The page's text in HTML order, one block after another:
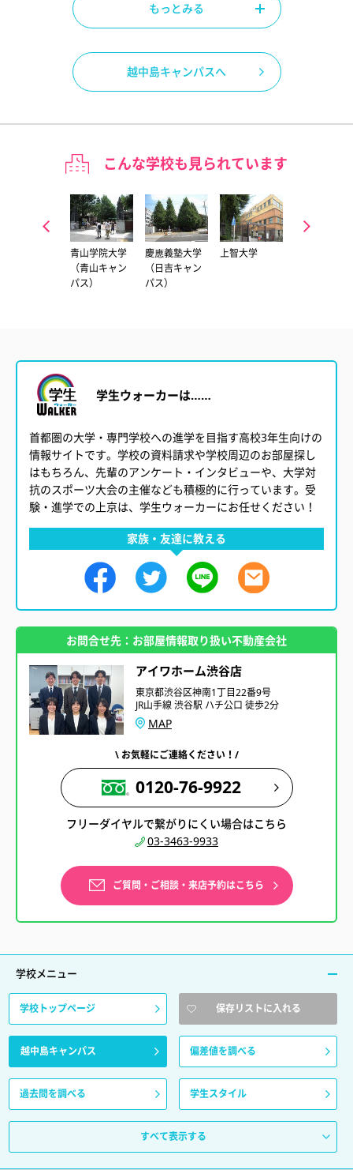
もっとみる
越中島キャンパスへ
こんな学校も見られています
青山学院大学
（青山キャン
パス）
慶應義塾大学
（日吉キャン
パス）
上智大学
家族・友達に教える
学生ウォーカーは……
首都圏の大学・専門学校への進学を目指す高校3年生向けの
情報サイトです。学校の資料請求や学校周辺のお部屋探し
はもちろん、先輩のアンケート・インタビューや、大学対
抗のスポーツ大会の主催なども積極的に行っています。受
験・進学での上京は、学生ウォーカーにお任せください！
お問合せ先：お部屋情報取り扱い不動産会社
アイワホーム渋谷店
東京都渋谷区神南1丁目22番9号
JR山手線 渋谷駅 ハチ公口 徒歩2分
MAP
\ お気軽にご連絡ください！/
0120-76-9922
フリーダイヤルで繋がりにくい場合はこちら
03-3463-9933
ご質問・ご相談・来店予約はこちら
学校メニュー
学校トップページ 保存リストに入れる
越中島キャンパス 偏差値を調べる
過去問を調べる 学生スタイル
すべて表示する